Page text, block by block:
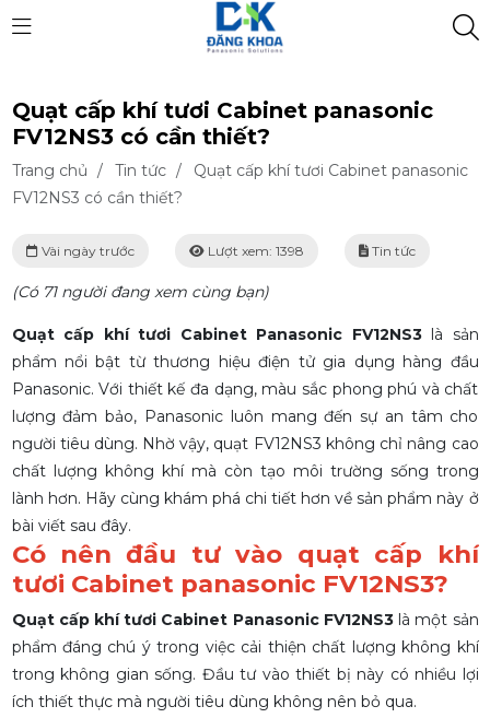
Quạt cấp khí tươi Cabinet panasonic
FV12NS3 có cần thiết?
Trang chủ / Tin tức /
Quạt cấp khí tươi Cabinet panasonic
FV12NS3 có cần thiết?
Vài ngày trước Lượt xem: 1398 Tin tức
(Có 71 người đang xem cùng bạn)
Quạt cấp khí tươi Cabinet Panasonic FV12NS3là sản
phẩm nổi bật từ thương hiệu điện tử gia dụng hàng đầu
Panasonic. Với thiết kế đa dạng, màu sắc phong phú và chất
lượng đảm bảo, Panasonic luôn mang đến sự an tâm cho
người tiêu dùng. Nhờ vậy, quạt FV12NS3 không chỉ nâng cao
chất lượng không khí mà còn tạo môi trường sống trong
lành hơn. Hãy cùng khám phá chi tiết hơn về sản phẩm này ở
bài viết sau đây.
Có nên đầu tư vào quạt cấp khí
tươi Cabinet panasonic FV12NS3?
Quạt cấp khí tươi Cabinet Panasonic FV12NS3là một sản
phẩm đáng chú ý trong việc cải thiện chất lượng không khí
trong không gian sống. Đầu tư vào thiết bị này có nhiều lợi
ích thiết thực mà người tiêu dùng không nên bỏ qua.